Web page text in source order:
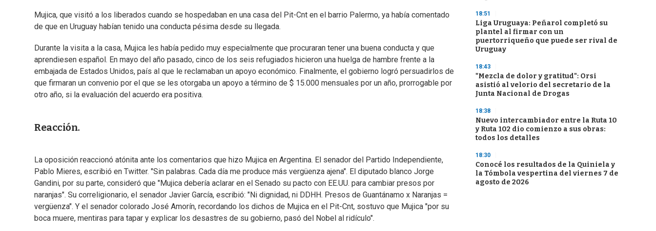
Mujica, que visitó a los liberados cuando se hospedaban en una casa del Pit-Cnt en el barrio Palermo, ya había comentado
de que en Uruguay habían tenido una conducta pésima desde su llegada.
Durante la visita a la casa, Mujica les había pedido muy especialmente que procuraran tener una buena conducta y que
aprendiesen español. En mayo del año pasado, cinco de los seis refugiados hicieron una huelga de hambre frente a la
embajada de Estados Unidos, país al que le reclamaban un apoyo económico. Finalmente, el gobierno logró persuadirlos de
que firmaran un convenio por el que se les otorgaba un apoyo a término de $ 15.000 mensuales por un año, prorrogable por
otro año, si la evaluación del acuerdo era positiva.
Reacción.
La oposición reaccionó atónita ante los comentarios que hizo Mujica en Argentina. El senador del Partido Independiente,
Pablo Mieres, escribió en Twitter. "Sin palabras. Cada día me produce más vergüenza ajena". El diputado blanco Jorge
Gandini, por su parte, consideró que "Mujica debería aclarar en el Senado su pacto con EE.UU. para cambiar presos por
naranjas". Su correligionario, el senador Javier García, escribió: "Ni dignidad, ni DDHH. Presos de Guantánamo x Naranjas =
vergüenza". Y el senador colorado José Amorín, recordando los dichos de Mujica en el Pit-Cnt, sostuvo que Mujica "por su
boca muere, mentiras para tapar y explicar los desastres de su gobierno, pasó del Nobel al ridículo".
18:51
Liga Uruguaya: Peñarol completó su
plantel al firmar con un
puertorriqueño que puede ser rival de
Uruguay
18:43
"Mezcla de dolor y gratitud": Orsi
asistió al velorio del secretario de la
Junta Nacional de Drogas
18:38
Nuevo intercambiador entre la Ruta 10
y Ruta 102 dio comienzo a sus obras:
todos los detalles
18:30
Conocé los resultados de la Quiniela y
la Tómbola vespertina del viernes 7 de
agosto de 2026